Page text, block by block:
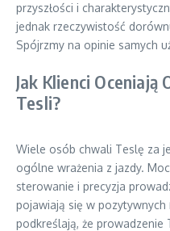
przyszłości i
jednak rzeczywistość
Spójrzmy na opinie samych
Jak Klienci Oceniają
Tesli?
Wiele osób chwali Teslę za
ogólne wrażenia z jazdy.
sterowanie i precyzja
pojawiają się w pozytywnych
podkreślają, że prowadzenie